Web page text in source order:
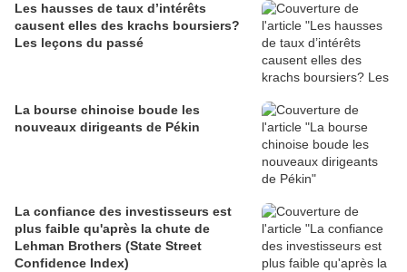
Les hausses de taux d’intérêts
causent elles des krachs boursiers?
Les leçons du passé
La bourse chinoise boude les
nouveaux dirigeants de Pékin
La confiance des investisseurs est
plus faible qu'après la chute de
Lehman Brothers (State Street
Confidence Index)